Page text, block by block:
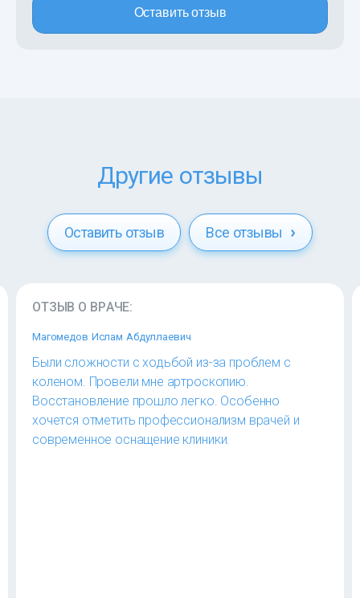
Оставить отзыв
Другие отзывы
Оставить отзыв Все отзывы
ОТЗЫВ О ВРАЧЕ:
Магомедов Ислам Абдуллаевич
Были сложности с ходьбой из-за проблем с
коленом. Провели мне артроскопию.
Восстановление прошло легко. Особенно
хочется отметить профессионализм врачей и
современное оснащение клиники.